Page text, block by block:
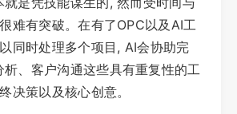
难有突破。在有了OPC以及AI工
同时处理多个项目, AI会协助完
析、客户沟通这些具有重复性的工
决策以及核心创意。